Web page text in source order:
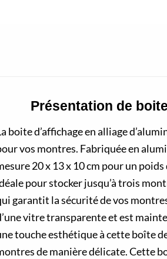
Présentation de
boite d’affichage en alliage
vos montres. Fabriquée en
20 x 13 x 10 cm pour un
pour stocker jusqu’à trois
garantit la sécurité de vos
vitre transparente et est
touche esthétique à cette boîte
de manière délicate. Cette